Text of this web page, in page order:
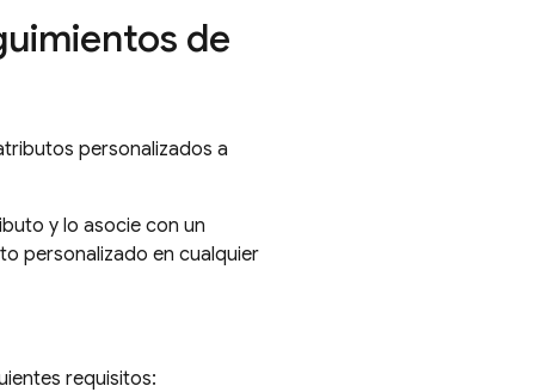
de
personalizados a
y lo asocie con un
personalizado en cualquier
requisitos: